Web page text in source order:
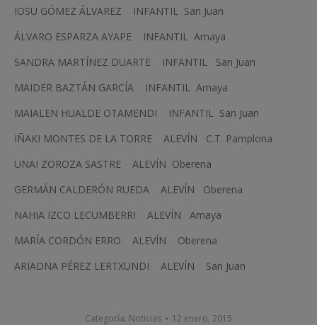
IOSU GÓMEZ ÁLVAREZ INFANTIL San Juan
ÁLVARO ESPARZA AYAPE INFANTIL Amaya
SANDRA MARTÍNEZ DUARTE INFANTIL San Juan
MAIDER BAZTÁN GARCÍA INFANTIL Amaya
MAIALEN HUALDE OTAMENDI INFANTIL San Juan
IÑAKI MONTES DE LA TORRE ALEVÍN C.T. Pamplona
UNAI ZOROZA SASTRE ALEVÍN Oberena
GERMÁN CALDERÓN RUEDA ALEVÍN Oberena
NAHIA IZCO LECUMBERRI ALEVÍN Amaya
MARÍA CORDÓN ERRO ALEVÍN Oberena
ARIADNA PÉREZ LERTXUNDI ALEVÍN San Juan
Categoría: Noticias 12 enero, 2015